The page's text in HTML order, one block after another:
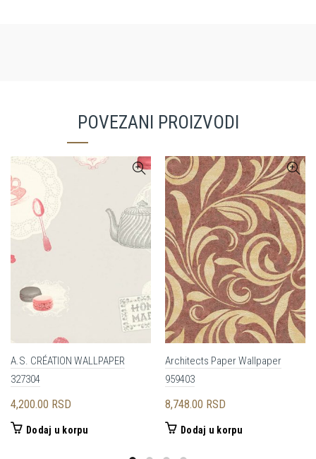
POVEZANI PROIZVODI
A.S. CRÉATION WALLPAPER
327304
4,200.00 RSD
Dodaj u korpu
Architects Paper Wallpaper
959403
8,748.00 RSD
Dodaj u korpu